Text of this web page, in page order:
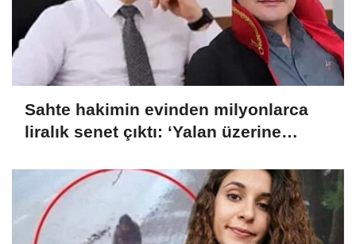
Sahte hakimin evinden milyonlarca
liralık senet çıktı: ‘Yalan üzerine